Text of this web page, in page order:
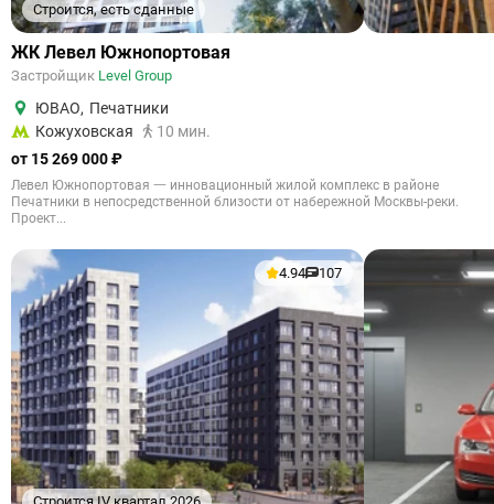
Строится, есть сданные
ЖК Левел Южнопортовая
Застройщик Level Group
ЮВАО, Печатники
Кожуховская
10 мин.
от 15 269 000 ₽
Левел Южнопортовая 一 инновационный жилой комплекс в районе
Печатники в непосредственной близости от набережной Москвы-реки.
Проект...
4.94 107